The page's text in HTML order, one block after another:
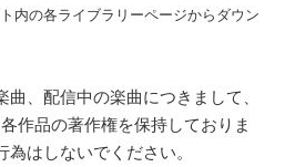
ト内の各ライブラリーページからダウン
、配信中の楽曲につきまして、
作品の著作権を保持しておりま
はしないでください。